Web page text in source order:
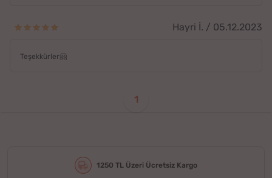
Hayri İ. / 05.12.2023
Teşekkürler🤗
1
1250 TL Üzeri Ücretsiz Kargo